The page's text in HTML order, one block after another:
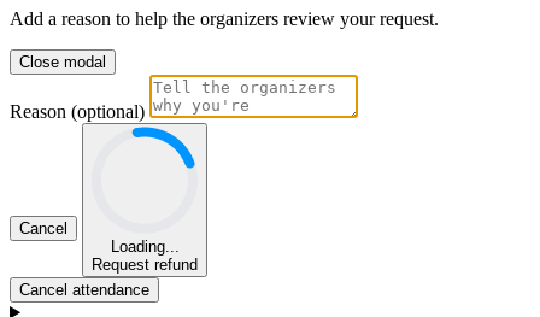
Add a reason to help the organizers review your request.
Close modal
Reason (optional)
Cancel
Loading...
Request refund
Cancel attendance